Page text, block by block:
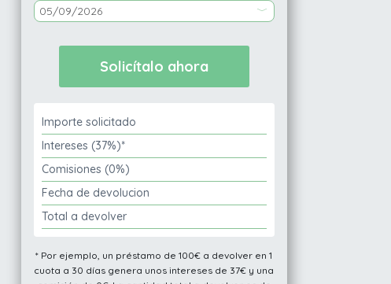
Importe solicitado
Intereses (37%)*
Comisiones (0%)
Fecha de devolucion
Total a devolver
* Por ejemplo, un préstamo de 100€ a devolver en 1
cuota a 30 días genera unos intereses de 37€ y una